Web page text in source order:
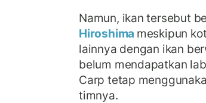
Namun, ikan tersebut
Hiroshima meskipun
lainnya dengan ikan
belum mendapatkan
Carp tetap
timnya.